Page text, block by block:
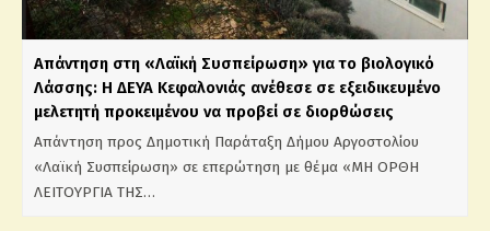
Απάντηση στη «Λαϊκή Συσπείρωση» για το βιολογικό
Λάσσης: Η ΔΕΥΑ Κεφαλονιάς ανέθεσε σε εξειδικευμένο
μελετητή προκειμένου να προβεί σε διορθώσεις
Απάντηση προς Δημοτική Παράταξη Δήμου Αργοστολίου
«Λαϊκή Συσπείρωση» σε επερώτηση με θέμα «ΜΗ ΟΡΘΗ
ΛΕΙΤΟΥΡΓΙΑ ΤΗΣ…